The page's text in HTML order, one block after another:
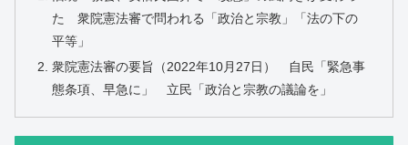
た 衆院憲法審で問われる「政治と宗教」「法の下の
平等」
衆院憲法審の要旨（2022年10月27日） 自民「緊急事
態条項、早急に」 立民「政治と宗教の議論を」